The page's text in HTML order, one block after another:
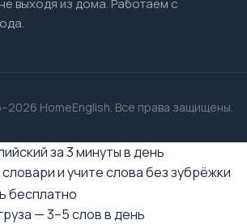
выходя из дома. Работаем с
HomeEnglish. Все права защищены.
за 3 минуты в день
и учите слова без зубрёжки
бесплатно
— 3–5 слов в день